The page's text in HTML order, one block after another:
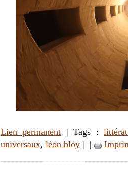
Lien permanent | Tags :
universaux, léon bloy | |